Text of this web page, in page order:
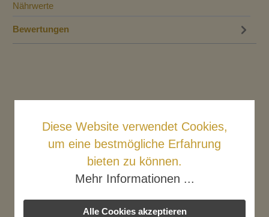
Nährwerte
Bewertungen
Weitere Produkte
Diese Website verwendet Cookies,
um eine bestmögliche Erfahrung
bieten zu können.
Mehr Informationen ...
Alle Cookies akzeptieren